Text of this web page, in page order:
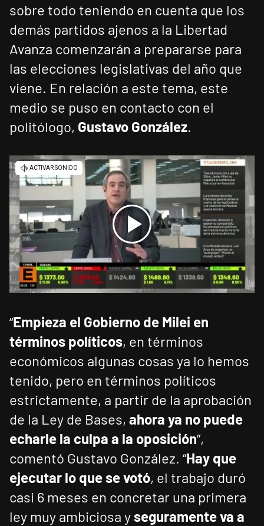
sobre todo teniendo en cuenta que los
demás partidos ajenos a la Libertad
Avanza comenzarán a prepararse para
las elecciones legislativas del año que
viene. En relación a este tema, este
medio se puso en contacto con el
politólogo, Gustavo González.
“Empieza el Gobierno de Milei en
términos políticos, en términos
económicos algunas cosas ya lo hemos
tenido, pero en términos políticos
estrictamente, a partir de la aprobación
de la Ley de Bases, ahora ya no puede
echarle la culpa a la oposición”,
comentó Gustavo González. “Hay que
ejecutar lo que se votó, el trabajo duró
casi 6 meses en concretar una primera
ley muy ambiciosa y seguramente va a